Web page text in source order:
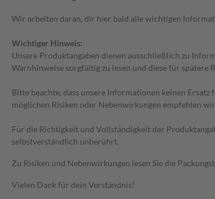
Wir arbeiten daran, dir hier bald alle wichtigen
Wichtiger Hinweis:
Unsere Produktangaben dienen ausschließlich zu
Warnhinweise sorgfältig zu lesen und diese für spätere
Bitte beachte, dass unsere Informationen keinen
möglichen Risiken oder Nebenwirkungen empfehlen
Für die Richtigkeit und Vollständigkeit der
selbstverständlich unberührt.
Zu Risiken und Nebenwirkungen lesen Sie die
Vielen Dank für dein Verständnis!